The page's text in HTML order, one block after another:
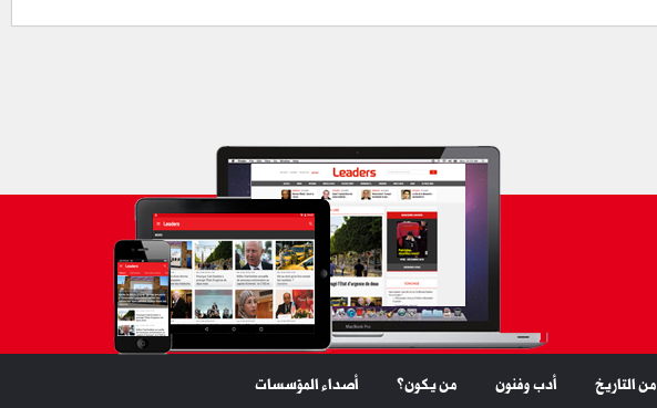
من التاريخ أدب وفنون من يكون؟ أصداء المؤسسات